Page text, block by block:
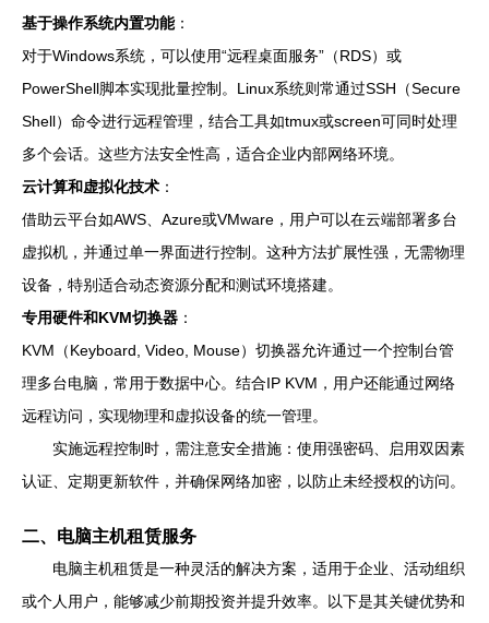
基于操作系统内置功能：
对于Windows系统，可以使用“远程桌面服务”（RDS）或
PowerShell脚本实现批量控制。Linux系统则常通过SSH（Secure
Shell）命令进行远程管理，结合工具如tmux或screen可同时处理
多个会话。这些方法安全性高，适合企业内部网络环境。
云计算和虚拟化技术 ：
借助云平台如AWS、Azure或VMware，用户可以在云端部署多台
虚拟机，并通过单一界面进行控制。这种方法扩展性强，无需物理
设备，特别适合动态资源分配和测试环境搭建。
专用硬件和KVM切换器 ：
KVM（Keyboard, Video, Mouse）切换器允许通过一个控制台管
理多台电脑，常用于数据中心。结合IP KVM，用户还能通过网络
远程访问，实现物理和虚拟设备的统一管理。
实施远程控制时，需注意安全措施：使用强密码、启用双因素
认证、定期更新软件，并确保网络加密，以防止未经授权的访问。
二、电脑主机租赁服务
电脑主机租赁是一种灵活的解决方案，适用于企业、活动组织
或个人用户，能够减少前期投资并提升效率。以下是其关键优势和